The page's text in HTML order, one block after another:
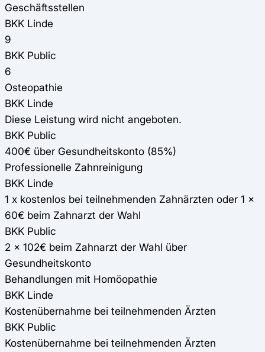
Geschäftsstellen
BKK Linde
9
BKK Public
6
Osteopathie
BKK Linde
Diese Leistung wird nicht angeboten.
BKK Public
400€ über Gesundheitskonto (85%)
Professionelle Zahnreinigung
BKK Linde
1 x kostenlos bei teilnehmenden Zahnärzten oder 1 x
60€ beim Zahnarzt der Wahl
BKK Public
2 x 102€ beim Zahnarzt der Wahl über
Gesundheitskonto
Behandlungen mit Homöopathie
BKK Linde
Kostenübernahme bei teilnehmenden Ärzten
BKK Public
Kostenübernahme bei teilnehmenden Ärzten